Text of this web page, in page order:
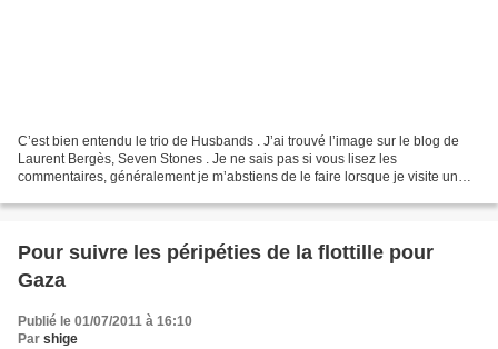
C’est bien entendu le trio de Husbands . J’ai trouvé l’image sur le blog de
Laurent Bergès, Seven Stones . Je ne sais pas si vous lisez les
commentaires, généralement je m’abstiens de le faire lorsque je visite un
Pour suivre les péripéties de la flottille pour
Gaza
Publié le 01/07/2011 à 16:10
Par shige